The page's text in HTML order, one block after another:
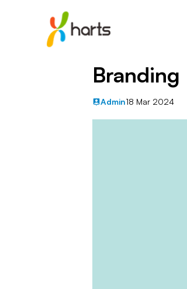
Branding
Admin18 Mar 2024